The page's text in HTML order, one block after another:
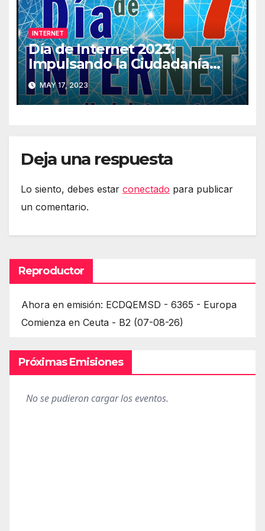
INTERNET
Día de Internet 2023:
Impulsando la Ciudadanía
Digital
MAY 17, 2023
Deja una respuesta
Lo siento, debes estar conectado para publicar
un comentario.
Reproductor
Ahora en emisión: ECDQEMSD - 6365 - Europa
Comienza en Ceuta - B2 (07-08-26)
Próximas Emisiones